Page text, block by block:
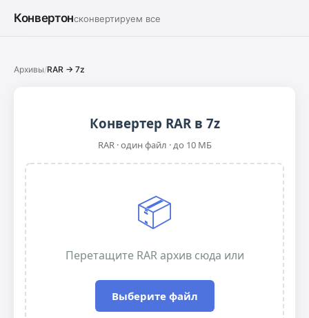
Конвертонсконвертируем все
Архивы/RAR → 7z
Конвертер RAR в 7z
RAR · один файл · до 10 МБ
📦
Перетащите RAR архив сюда или
Выберите файл